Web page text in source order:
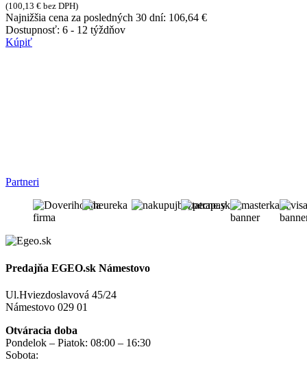
(100,13 € bez DPH)
Najnižšia cena za posledných 30 dní: 106,64 €
Dostupnosť: 6 - 12 týždňov
Kúpiť
Partneri
Predajňa EGEO.sk Námestovo
Ul.Hviezdoslavová 45/24
Námestovo 029 01
Otváracia doba
Pondelok – Piatok: 08:00 – 16:30
Sobota: